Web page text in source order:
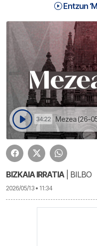
Entzun
34:22 Mezea (26-
BIZKAIA IRRATIA| BILBO
2026/05/13 • 11:34